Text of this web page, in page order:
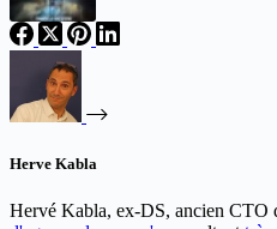
Herve Kabla
Hervé Kabla, ex-DS, ancien CTO